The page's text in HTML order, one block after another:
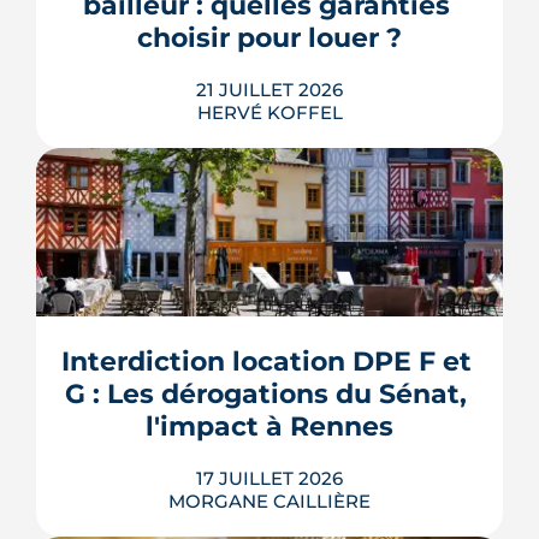
sans que la liste ni le calendrier s...
LIRE L'ARTICLE
choisir pour louer ?
21 JUILLET 2026
HERVÉ KOFFEL
Louer, c'est aussi assurer. Entre
l'obligation légale, les garanties utiles
et les options commerciales, ce guide
bien sans payer pour rien.
LIRE L'ARTICLE
Interdiction location DPE F et
G : Les dérogations du Sénat,
l'impact à Rennes
17 JUILLET 2026
MORGANE CAILLIÈRE